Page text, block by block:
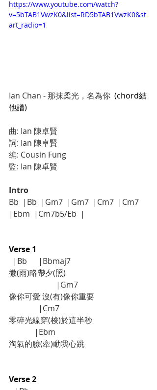
https://www.youtube.com/watch?
v=5bTAB1VwzK0&list=RD5bTAB1VwzK0&st
art_radio=1
Ian Chan - 那抹柔光，名為你 (chord結
他譜)
曲: Ian 陳卓賢
詞: Ian 陳卓賢
編: Cousin Fung
監: Ian 陳卓賢
Intro
Bb  |Bb  |Gm7  |Gm7  |Cm7  |Cm7
|Ebm  |Cm7b5/Eb  |
Verse 1
  |Bb	     |Bbmaj7
微(雨)略帶夕(照)
          	    |Gm7
像你可愛 沒(有)像你重要
         	     |Cm7
零碎光線穿(梭)於這半秒
             |Ebm
淘氣的臉(牽)動我心跳
Verse 2